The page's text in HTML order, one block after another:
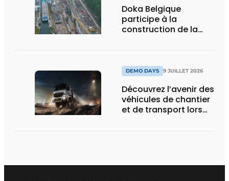
Doka Belgique
participe à la
construction de la
DEMO DAYS 9 JUILLET 2026
Découvrez l’avenir des
véhicules de chantier
et de transport lors